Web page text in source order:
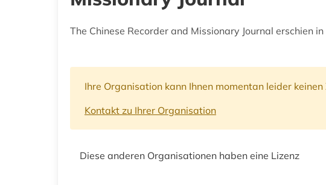
The Chinese Recorder and Missionary Journal erschien
Ihre Organisation kann Ihnen momentan leider
Kontakt zu Ihrer Organisation
Diese anderen Organisationen haben eine Lizenz